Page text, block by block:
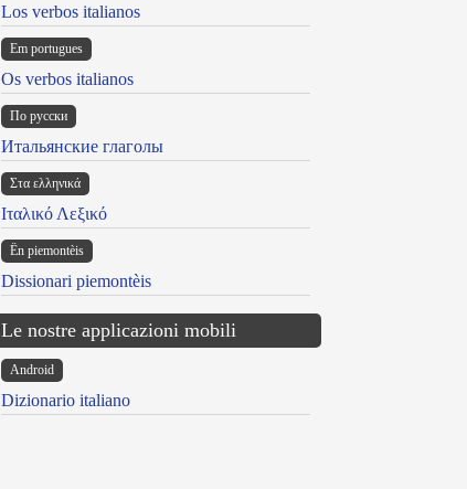
Los verbos italianos
Em portugues
Os verbos italianos
По русски
Итальянские глаголы
Στα ελληνικά
Ιταλικό Λεξικό
Ën piemontèis
Dissionari piemontèis
Le nostre applicazioni mobili
Android
Dizionario italiano